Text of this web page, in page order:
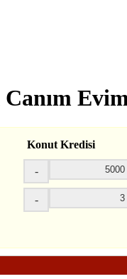
Konut Kredisi
-
-